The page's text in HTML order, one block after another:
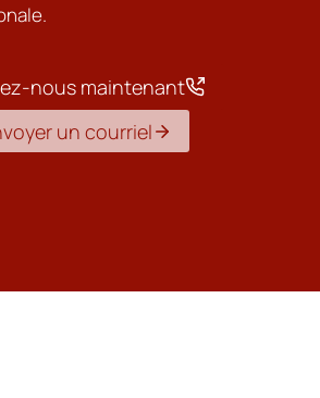
nous maintenant
un courriel